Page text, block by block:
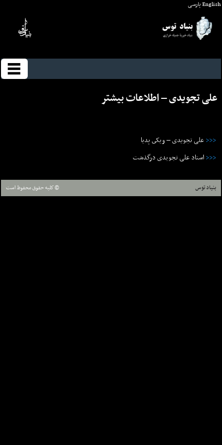
Englishپارسی
علی تجویدی – اطلاعات بيشتر
<<<علی تجویدی – ويکى پديا
<<<استاد علی تجويدی درگذشت
بنیاد توس © كليه حقوق محفوظ است